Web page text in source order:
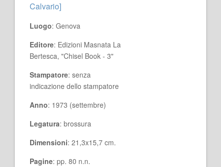
Calvario]
Luogo: Genova
Editore: Edizioni Masnata La
Bertesca, "Chisel Book - 3"
Stampatore: senza
indicazione dello stampatore
Anno: 1973 (settembre)
Legatura: brossura
Dimensioni: 21,3x15,7 cm.
Pagine: pp. 80 n.n.